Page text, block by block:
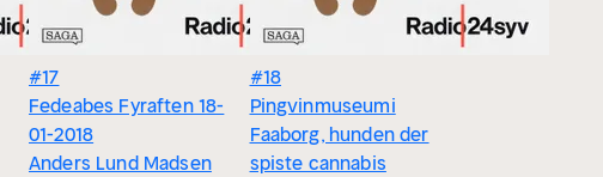
#17
Fedeabes Fyraften 18-
01-2018
Anders Lund Madsen
#18
Pingvinmuseumi
Faaborg, hunden der
spiste cannabis